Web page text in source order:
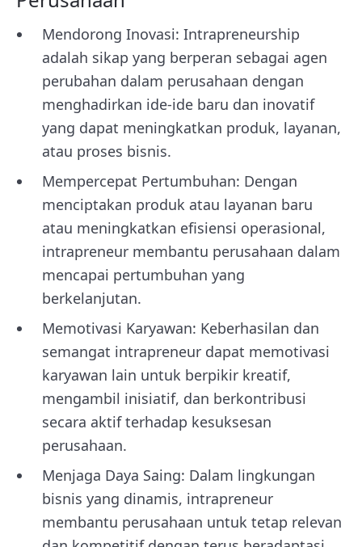
Mendorong Inovasi: Intrapreneurship
adalah sikap yang berperan sebagai agen
perubahan dalam perusahaan dengan
menghadirkan ide-ide baru dan inovatif
yang dapat meningkatkan produk, layanan,
atau proses bisnis.
Mempercepat Pertumbuhan: Dengan
menciptakan produk atau layanan baru
atau meningkatkan efisiensi operasional,
intrapreneur membantu perusahaan dalam
mencapai pertumbuhan yang
berkelanjutan.
Memotivasi Karyawan: Keberhasilan dan
semangat intrapreneur dapat memotivasi
karyawan lain untuk berpikir kreatif,
mengambil inisiatif, dan berkontribusi
secara aktif terhadap kesuksesan
perusahaan.
Menjaga Daya Saing: Dalam lingkungan
bisnis yang dinamis, intrapreneur
membantu perusahaan untuk tetap relevan